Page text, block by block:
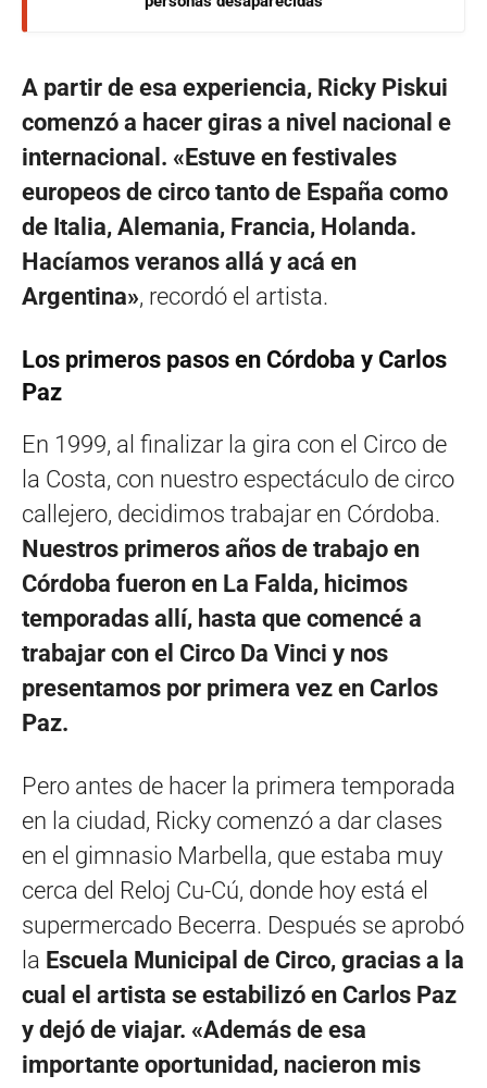
A partir de esa experiencia, Ricky Piskui
comenzó a hacer giras a nivel nacional e
internacional. «Estuve en festivales
europeos de circo tanto de España como
de Italia, Alemania, Francia, Holanda.
Hacíamos veranos allá y acá en
Argentina», recordó el artista.
Los primeros pasos en Córdoba y Carlos
Paz
En 1999, al finalizar la gira con el Circo de
la Costa, con nuestro espectáculo de circo
callejero, decidimos trabajar en Córdoba.
Nuestros primeros años de trabajo en
Córdoba fueron en La Falda, hicimos
temporadas allí, hasta que comencé a
trabajar con el Circo Da Vinci y nos
presentamos por primera vez en Carlos
Paz.
Pero antes de hacer la primera temporada
en la ciudad, Ricky comenzó a dar clases
en el gimnasio Marbella, que estaba muy
cerca del Reloj Cu-Cú, donde hoy está el
supermercado Becerra. Después se aprobó
la Escuela Municipal de Circo, gracias a la
cual el artista se estabilizó en Carlos Paz
y dejó de viajar. «Además de esa
importante oportunidad, nacieron mis